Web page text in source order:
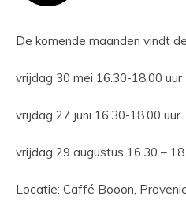
De komende maanden vindt
vrijdag 30 mei 16.30-18.00 uur
vrijdag 27 juni 16.30-18.00 uur
vrijdag 29 augustus 16.30 –
Locatie: Caffé Booon,